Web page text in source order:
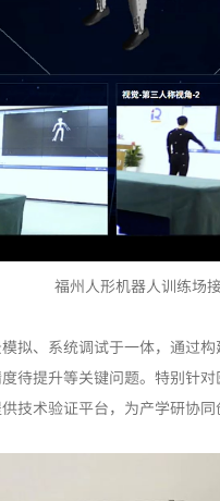
福州人形机器人训练场
拟、系统调试于一体，通过
待提升等关键问题。特别针
技术验证平台，为产学研协同